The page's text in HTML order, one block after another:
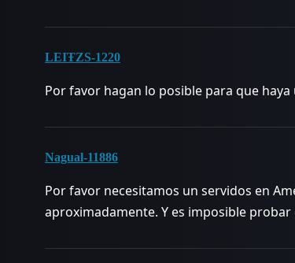
LEIŦZS-1220
Por favor hagan lo posible para que haya
Nagual-11886
Por favor necesitamos un servidos en
aproximadamente. Y es imposible probar